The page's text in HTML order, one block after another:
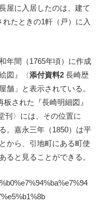
屋に入居したのは、建て
たときの1軒（戸）に入
年間（1765年頃）に作成
図』〈添付資料2 長崎歴
舗」と表示されている。
された『長崎明細図』
刊〉には、その位置に
。嘉永三年（1850）は平
から、引地町にある町使
ると見ることができる。